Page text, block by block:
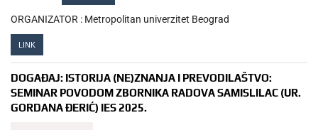
ORGANIZATOR : Metropolitan univerzitet Beograd
LINK
DOGAĐAJ: ISTORIJA (NE)ZNANJA I PREVODILAŠTVO:
SEMINAR POVODOM ZBORNIKA RADOVA SAMISLILAC (UR.
GORDANA ĐERIĆ) IES 2025.